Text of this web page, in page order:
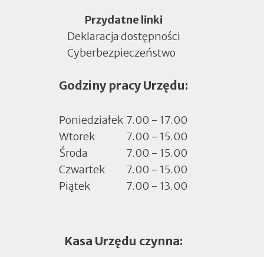
MenuPrzydatne linki
Deklaracja dostępności
Cyberbezpieczeństwo
w
zakładce
Godziny pracy Urzędu:
Poniedziałek 7.00 - 17.00
Wtorek
7.00 - 15.00
Środa
7.00 - 15.00
Czwartek
7.00 - 15.00
Piątek
7.00 - 13.00
Kasa Urzędu czynna: